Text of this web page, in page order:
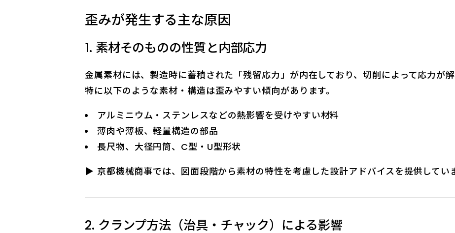
歪みが発生する主な原因
1. 素材そのものの性質と内部応力
金属素材には、製造時に蓄積された「残留応力」が内在しており、切削によって応力が
特に以下のような素材・構造は歪みやすい傾向があります。
アルミニウム・ステンレスなどの熱影響を受けやすい材料
薄肉や薄板、軽量構造の部品
長尺物、大径円筒、C型・U型形状
▶ 京都機械商事では、図面段階から素材の特性を考慮した設計アドバイスを提供していま
2. クランプ方法（治具・チャック）による影響